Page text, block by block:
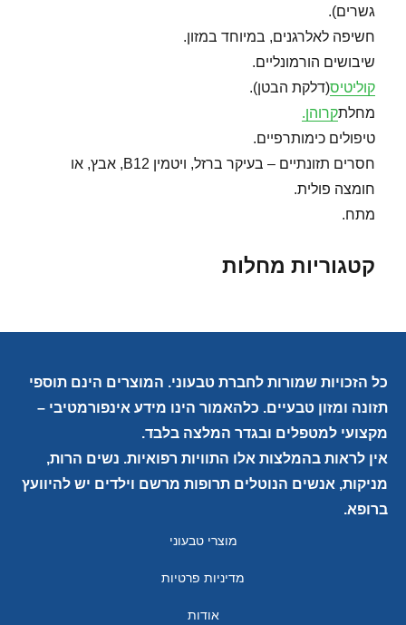
גשרים).
חשיפה לאלרגנים, במיוחד במזון.
שיבושים הורמונליים.
קוליטיס(דלקת הבטן).
מחלתקרוהן.
טיפולים כימותרפיים.
חסרים תזונתיים – בעיקר ברזל, ויטמין B12, אבץ, או
חומצה פולית.
מתח.
קטגוריות מחלות
כל הזכויות שמורות לחברת טבעוני. המוצרים הינם תוספי
תזונה ומזון טבעיים. כלהאמור הינו מידע אינפורמטיבי –
מקצועי למטפלים ובגדר המלצה בלבד.
אין לראות בהמלצות אלו התוויות רפואיות. נשים הרות,
מניקות, אנשים הנוטלים תרופות מרשם וילדים יש להיוועץ
ברופא.
מוצרי טבעוני
מדיניות פרטיות
אודות